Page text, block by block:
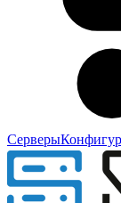
Серверы